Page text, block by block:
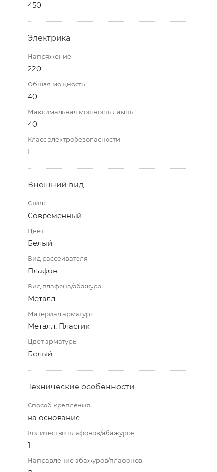
450
Электрика
Напряжение
220
Общая мощность
40
Максимальная мощность лампы
40
Класс электробезопасности
II
Внешний вид
Стиль
Современный
Цвет
Белый
Вид рассеивателя
Плафон
Вид плафона/абажура
Металл
Материал арматуры
Металл, Пластик
Цвет арматуры
Белый
Технические особенности
Способ крепления
на основание
Количество плафонов/абажуров
1
Направление абажуров/плафонов